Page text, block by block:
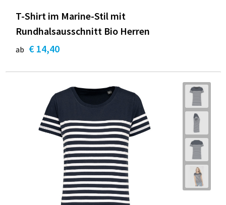
T-Shirt im Marine-Stil mit
Rundhalsausschnitt Bio Herren
ab € 14,40